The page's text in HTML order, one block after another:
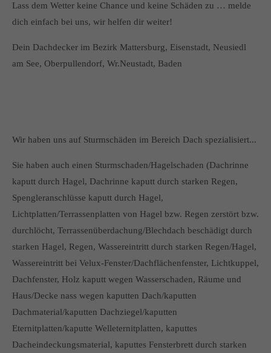
Lass dem Wetter keine Chance und keine Schäden zu … melde
dich einfach bei uns, wir helfen dir weiter!
Dein Dachdecker im Bezirk Mattersburg, Eisenstadt, Neusiedl
am See, Oberpullendorf, Wr.Neustadt, Baden
Wir haben uns auf Sturmschäden im Bereich Dach spezialisiert...
Sie haben auch einen Sturmschaden/Hagelschaden (Dachrinne
kaputt durch Hagel, Dachrinne kaputt durch starken Regen,
Spengleranschlüsse kaputt durch Hagel,
Lichtplatten/Terrassenplatten von Hagel bzw. Regen zerstört bzw.
durchlöcht, Terrassenüberdachung/Blechdach beschädigt durch
starken Hagel, Regen, Wassereintritt durch starken Regen/Hagel,
Wassereintritt bei Velux-Fenster/Dachflächenfenster, Lichtkuppel,
Dachfenster, Holz kaputt wegen Wasserschaden, Räume und
Haus/Decke nass wegen kaputten Dach/kaputten
Dachmaterial/kaputten Dachziegel/kaputten
Eternitplatten/kaputte Welleternitplatten, kaputtes
Dacheindeckungsmaterial, kaputtes Fensterbrett durch starken